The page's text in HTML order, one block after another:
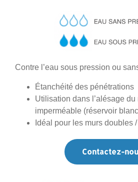
Contre l’eau sous pression ou
Étanchéité des pénétrations
Utilisation dans l’alésage
imperméable (réservoir
Idéal pour les murs doubles
Contactez-